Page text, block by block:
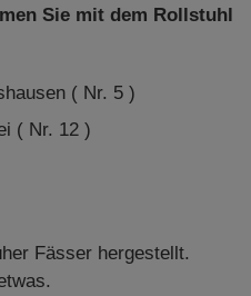
Sie mit dem Rollstuhl
( Nr. 5 )
( Nr. 12 )
Fässer hergestellt.